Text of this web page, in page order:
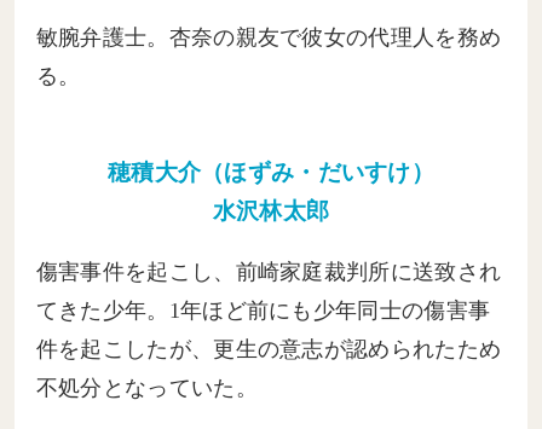
敏腕弁護士。杏奈の親友で彼女の代理人を務め
る。
穂積大介（ほずみ・だいすけ）
水沢林太郎
傷害事件を起こし、前崎家庭裁判所に送致され
てきた少年。1年ほど前にも少年同士の傷害事
件を起こしたが、更生の意志が認められたため
不処分となっていた。